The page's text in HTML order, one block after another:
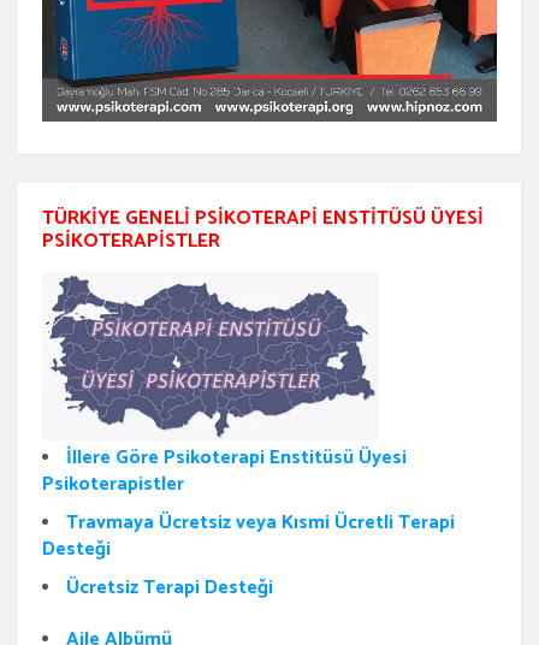
TÜRKIYE GENELI PSIKOTERAPI ENSTITÜSÜ ÜYESI
PSIKOTERAPISTLER
İllere Göre Psikoterapi Enstitüsü Üyesi
Psikoterapistler
Travmaya Ücretsiz veya Kısmi Ücretli Terapi
Desteği
Ücretsiz Terapi Desteği